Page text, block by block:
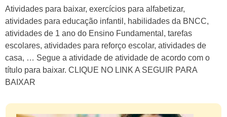
Atividades para baixar, exercícios para alfabetizar,
atividades para educação infantil, habilidades da BNCC,
atividades de 1 ano do Ensino Fundamental, tarefas
escolares, atividades para reforço escolar, atividades de
casa, … Segue a atividade de atividade de acordo com o
título para baixar. CLIQUE NO LINK A SEGUIR PARA
BAIXAR